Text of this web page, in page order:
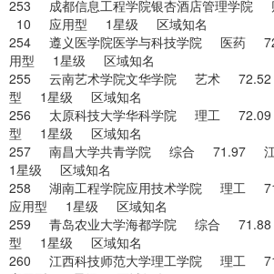
253 成都信息工程学院银杏酒店管理学
10 应用型 1星级 区域知名
254 遵义医学院医学与科技学院 医
用型 1星级 区域知名
255 云南艺术学院文华学院 艺术
型 1星级 区域知名
256 太原科技大学华科学院 理工
型 1星级 区域知名
257 南昌大学共青学院 综合 71.97
1星级 区域知名
258 湖南工程学院应用技术学院 理
应用型 1星级 区域知名
259 青岛农业大学海都学院 综合
型 1星级 区域知名
260 江西科技师范大学理工学院 理